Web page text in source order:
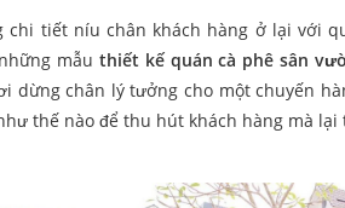
chi tiết níu chân khách hàng ở lại với
mẫu thiết kế quán cà phê sân
dừng chân lý tưởng cho một chuyến
thế nào để thu hút khách hàng mà